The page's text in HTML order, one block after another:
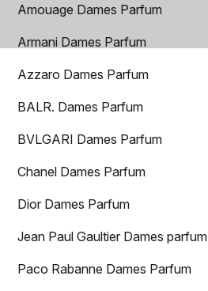
Amouage Dames Parfum
Armani Dames Parfum
Azzaro Dames Parfum
BALR. Dames Parfum
BVLGARI Dames Parfum
Chanel Dames Parfum
Dior Dames Parfum
Jean Paul Gaultier Dames parfum
Paco Rabanne Dames Parfum